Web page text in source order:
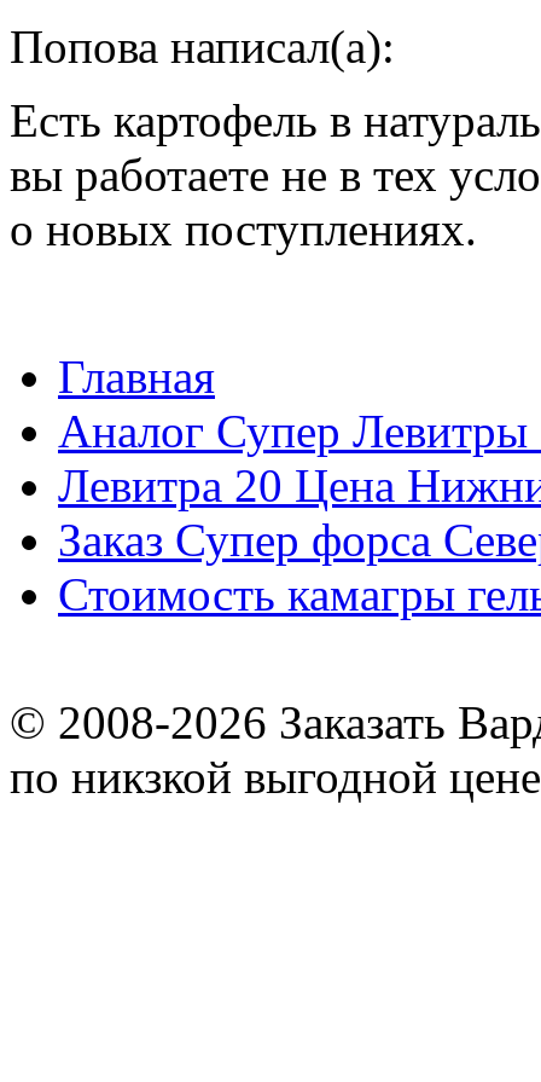
Попова написал(а):
Есть картофель в
вы работаете не в тех
о новых поступлениях.
Главная
Аналог Супер Левитры
Левитра 20 Цена
Заказ Супер форса
Стоимость камагры
© 2008-2026 Заказать
по никзкой выгодной